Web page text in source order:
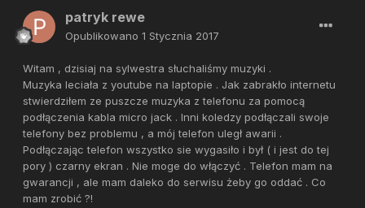
patryk rewe
Opublikowano 1 Stycznia 2017
Witam , dzisiaj na sylwestra słuchaliśmy muzyki .
Muzyka leciała z youtube na laptopie . Jak zabrakło internetu
stwierdziłem ze puszcze muzyka z telefonu za pomocą
podłączenia kabla micro jack . Inni koledzy podłączali swoje
telefony bez problemu , a mój telefon uległ awarii .
Podłączając telefon wszystko sie wygasiło i był ( i jest do tej
pory ) czarny ekran . Nie moge do włączyć . Telefon mam na
gwarancji , ale mam daleko do serwisu żeby go oddać . Co
mam zrobić ?!